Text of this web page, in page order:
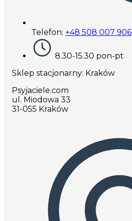
Telefon: +48 508 007 906
8.30-15.30 pon-pt
Sklep stacjonarny: Kraków
Psyjaciele.com
ul. Miodowa 33
31-055 Kraków